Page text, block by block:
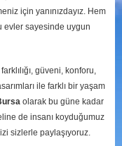
için yanınızdayız. Hem
evler sayesinde uygun
güveni, konforu,
ile farklı bir yaşam
olarak bu güne kadar
de insanı koyduğumuz
sizlerle paylaşıyoruz.